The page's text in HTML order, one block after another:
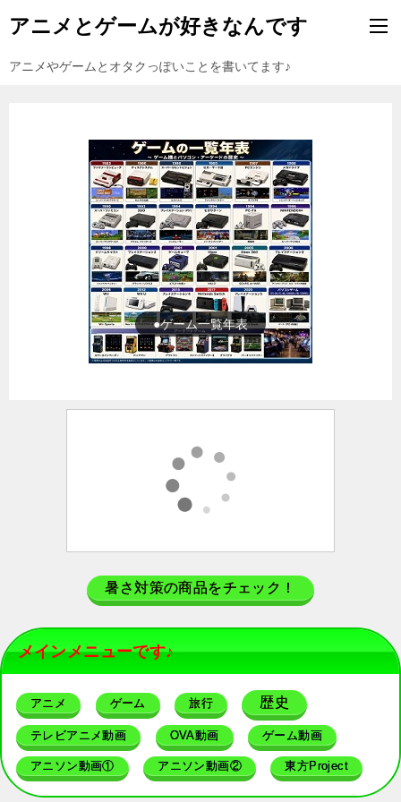
アニメとゲームが好きなんです
アニメやゲームとオタクっぽいことを書いてます♪
●ゲーム一覧年表
暑さ対策の商品をチェック！
メインメニューです♪
アニメ ゲーム 旅行 歴史
テレビアニメ動画 OVA動画 ゲーム動画
アニソン動画① アニソン動画② 東方Project